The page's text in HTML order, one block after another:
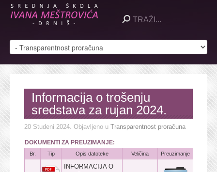
Informacija o trošenju
sredstava za rujan 2024.
20 Studeni 2024. Objavljeno u Transparentnost proračuna
DOKUMENTI ZA PREUZIMANJE:
Br. Tip Opis datoteke Veličina Preuzimanje
INFORMACIJA O